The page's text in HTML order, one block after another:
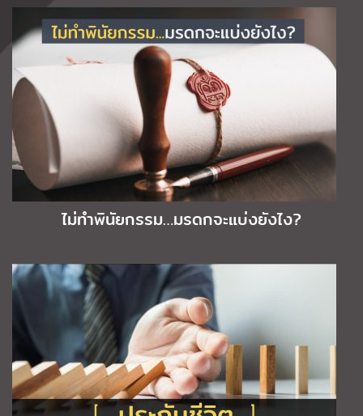
ไม่ทำพินัยกรรม…มรดกจะแบ่งยังไง?